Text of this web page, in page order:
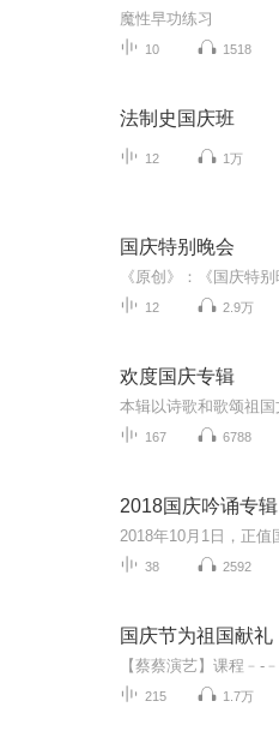
魔性早功练习
10 1518
法制史国庆班
12 1万
国庆特别晚会
12 2.9万
欢度国庆专辑
167 6788
2018国庆吟诵专辑
38 2592
国庆节为祖国献礼
215 1.7万